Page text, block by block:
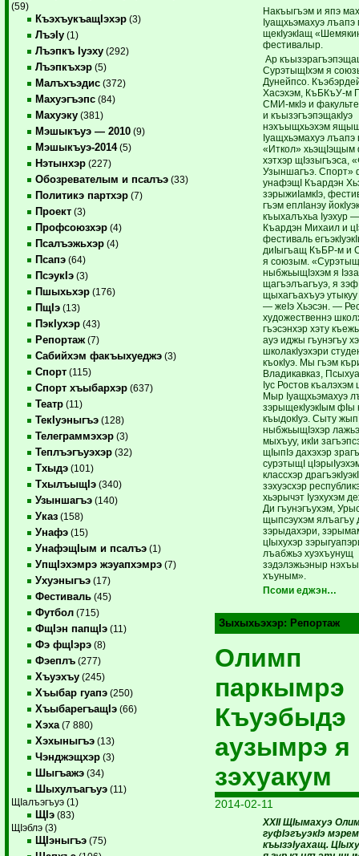
(59)
КъэхъукъащIэхэр (3)
ЛъэIу (1)
Лъэпкъ Iуэху (292)
Лъэпкъхэр (5)
Малъхъэдис (372)
Махуэгъэпс (84)
Махуэку (381)
Мэшыкъуэ — 2010 (9)
Мэшыкъуэ-2014(5)
Нэтынхэр (227)
Обозревателым и псалъэ (33)
Политикэ партхэр (7)
Проект (3)
Профсоюзхэр (4)
Псалъэжьхэр (4)
Псапэ (64)
ПсэукIэ (3)
Пшыхьхэр (176)
ПщIэ (13)
ПэкIухэр (43)
Репортаж (7)
Сабийхэм факъыхуеджэ (3)
Спорт (115)
Спорт хъыбархэр (637)
Театр (11)
ТекIуэныгъэ (128)
Телеграммэхэр (3)
Теплъэгъуэхэр (32)
Тхыдэ (101)
ТхылъыщIэ (340)
Узыншагъэ (140)
Указ (158)
Унафэ (15)
УнафэщIым и псалъэ (1)
УпщIэхэмрэ жэуапхэмрэ (7)
Ухуэныгъэ (17)
Фестиваль (45)
Футбол (715)
ФщIэн папщIэ (11)
Фэ фщIэрэ (8)
Фэеплъ (277)
Хъуэхъу (245)
Хъыбар гуапэ (250)
ХъыбарегъащIэ (66)
Хэха (7 880)
Хэхыныгъэ (13)
Чэнджэщхэр (3)
Шыгъажэ (34)
Шыхулъагъуэ (11)
ЩIалъэгъуэ (1)
ЩIэ (83)
ЩIэблэ (3)
ЩIэныгъэ (75)
Накъыгъэм и япэ
Iуащхьэмахуэ лъапэ
щекIуэкIащ
фестивалыр.
Ар
СурэтыщIхэм я
Дунейпсо.
Хасэхэм, КъБКъУ-м
СМИ-мкIэ и
и къызэгъэпэщакIуэ
нэхъыщхьэхэм
Iуащхьэмахуэ
«Иткол» хьэщIэщым
хэтхэр щIэзыгъэса,
Узыншагъэ. Спорт»
унафэщI Къардэн
зэрыжиIамкIэ,
гъэм еплIанэу
къыхалъхьа Iуэхур
Къардэн Михаил и
фестиваль
диIыгъащ КъБР-м и
я союзым.
ныбжьыщIэхэм я
щагъэлъагъуэ, я
щыхагъахъуэ
— жеIэ Хьэсэн. —
художественнэ
гъэсэнхэр хэту
ауэ иджы гъунэгъу
школакIуэхэри
къокIуэ. Мы гъэм
Владикавказ,
Iус Ростов
Мыр Iуащхьэмахуэ
зэрыщекIуэкIым фIы
къыдокIуэ. Сыту
ныбжьыщIэхэр
мыхъуу, икIи
щIыпIэ дахэхэр
сурэтыщI
классхэр
зэхуэсхэр
хьэрычэт Iуэхухэм
Ди гъунэгъухэм,
щыпсэухэм ялъагъу
зэрыдахэри,
цIыхухэр
лъабжьэ хуэхъунущ
зэдэлэжьэныр
хъуным».
Псоми еджэн…
Зыхыхьэхэр: Репортаж
Олимп
паркымрэ
Къуэбыдэ
аузымрэ я
зэхуакум
2014-02-11
ХХII ЩIымахуэ
гуфIэгъуэкIэ
къызэIуа­хащ.